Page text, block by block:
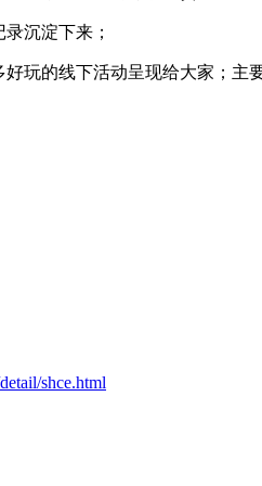
沉淀下来；
玩的线下活动呈现给大家；主
shce.html